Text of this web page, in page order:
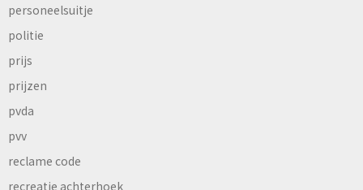
personeelsuitje
politie
prijs
prijzen
pvda
pvv
reclame code
recreatie achterhoek